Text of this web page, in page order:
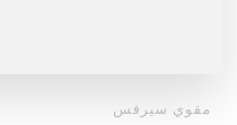
مقوي سيرفس